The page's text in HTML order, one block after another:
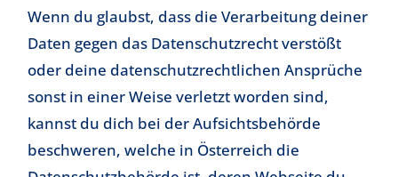
Wenn du glaubst, dass die Verarbeitung deiner
Daten gegen das Datenschutzrecht verstößt
oder deine datenschutzrechtlichen Ansprüche
sonst in einer Weise verletzt worden sind,
kannst du dich bei der Aufsichtsbehörde
beschweren, welche in Österreich die